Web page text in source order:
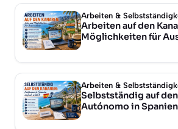
Arbeiten &
Arbeiten auf den
Möglichkeiten für
Arbeiten &
Selbstständig auf den
Autónomo in